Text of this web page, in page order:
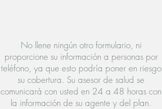
No llene ningún otro formulario, ni
proporcione su información a personas por
teléfono, ya que esto podría poner en riesgo
su cobertura. Su asesor de salud se
comunicará con usted en 24 a 48 horas con
la información de su agente y del plan.